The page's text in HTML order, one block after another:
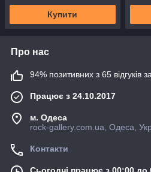
Купити
Про нас
94% позитивних з 65 відгуків
Працює з 24.10.2017
м. Одеса
rock-gallery.com.ua, Одеса,
Контакти